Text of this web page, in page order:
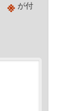
※ が付